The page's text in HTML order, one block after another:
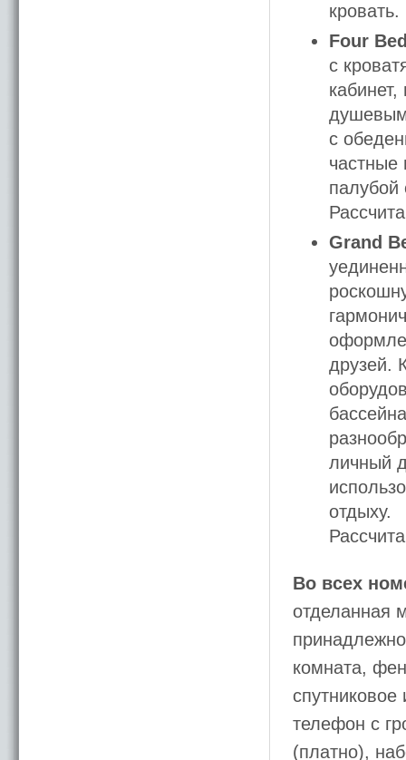
кровать.
Four
с
с
частные
палубой
Grand
друзей.
личный
отдыху.
Во всех
отделанная
комната,
телефон с
(платно),